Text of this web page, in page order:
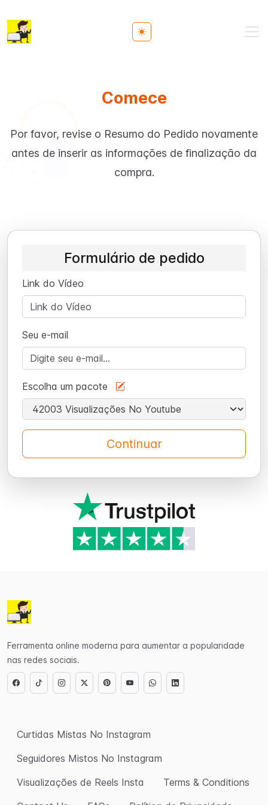
Toggle theme
Comece
Por favor, revise o Resumo do Pedido novamente
antes de inserir as informações de finalização da
compra.
Formulário de pedido
Link do Vídeo
Seu e-mail
Escolha um pacote
Continuar
Ferramenta online moderna para aumentar a popularidade
nas redes sociais.
Curtidas Mistas No Instagram
Seguidores Mistos No Instagram
Visualizações de Reels Insta
Terms & Conditions